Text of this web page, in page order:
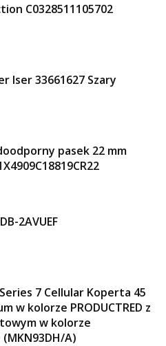
C0328511105702
Iser 33661627 Szary
pasek 22 mm
2AVUEF
7 Cellular Koperta 45
w kolorze PRODUCTRED z
w kolorze
(MKN93DH/A)